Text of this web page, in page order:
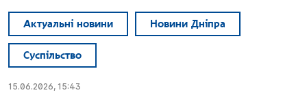
Актуальні новини Новини Дніпра
Суспільство
15.06.2026, 15:43